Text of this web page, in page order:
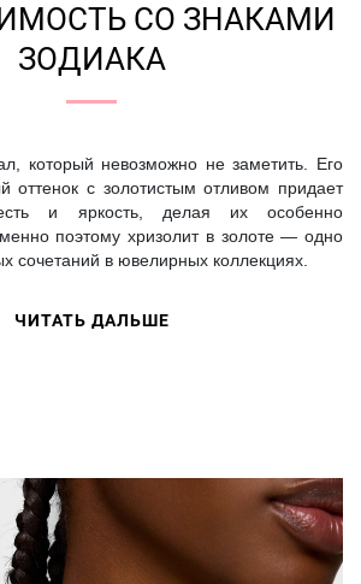
СО ЗНАКАМИ
ЗОДИАКА
который невозможно не заметить. Его
оттенок с золотистым отливом придает
и яркость, делая их особенно
поэтому хризолит в золоте — одно
сочетаний в ювелирных коллекциях.
ЧИТАТЬ ДАЛЬШЕ